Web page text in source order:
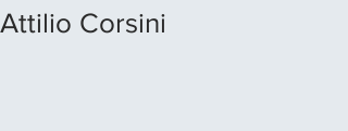
Attilio Corsini